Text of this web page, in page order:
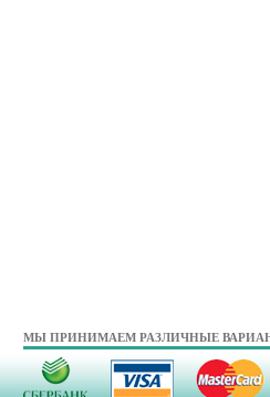
МЫ ПРИНИМАЕМ РАЗЛИЧНЫЕ